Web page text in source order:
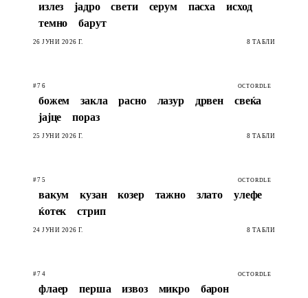
излез јадро свети серум пасха
исход
темно
барут
26 ЈУНИ 2026 Г. 8 ТАБЛИ
#76 OCTORDLE
божем закла расно лазур дрвен
свеќа
јајце
пораз
25 ЈУНИ 2026 Г. 8 ТАБЛИ
#75 OCTORDLE
вакум кузан козер тажно злато
улефе
ќотек
стрип
24 ЈУНИ 2026 Г. 8 ТАБЛИ
#74 OCTORDLE
флаер перша извоз микро
барон